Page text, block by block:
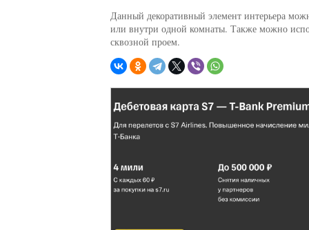
Данный декоративный элемент интерьера
или внутри одной комнаты. Также можно
сквозной проем.